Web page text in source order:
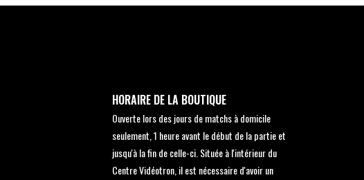
HORAIRE DE LA BOUTIQUE
Ouverte lors des jours de matchs à domicile
seulement, 1 heure avant le début de la partie et
jusqu'à la fin de celle-ci. Située à l'intérieur du
Centre Vidéotron, il est nécessaire d'avoir un